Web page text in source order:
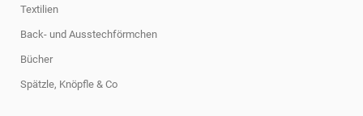
Textilien
Back- und Ausstechförmchen
Bücher
Spätzle, Knöpfle & Co